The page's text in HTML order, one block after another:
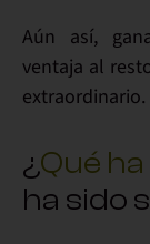
Aún así,
ventaja al
extraordinario.
¿Qué
ha sido